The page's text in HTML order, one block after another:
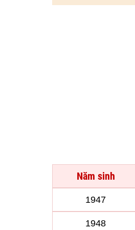
Năm sinh
1947
1948